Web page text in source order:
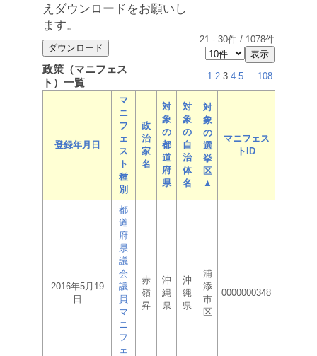
えダウンロードをお願いし
ます。
21 - 30件 / 1078件
政策（マニフェス
ト）一覧
1 2 3 4 5 ... 108
登録年月日
マ
ニ
フ
ェ
ス
ト
種
別
政
治
家
名
対
象
の
都
道
府
県
対
象
の
自
治
体
名
対
象
の
選
挙
区
▲
マニフェス
トID
2016年5月19
日
都
道
府
県
議
会
議
員
マ
ニ
フ
ェ
赤
嶺
昇
沖
縄
県
沖
縄
県
浦
添
市
区
0000000348